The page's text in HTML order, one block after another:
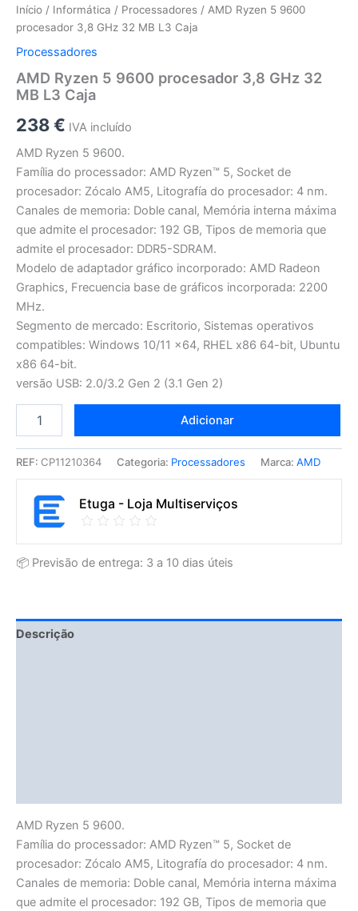
Início / Informática / Processadores / AMD Ryzen 5 9600
procesador 3,8 GHz 32 MB L3 Caja
Processadores
AMD Ryzen 5 9600 procesador 3,8 GHz 32
MB L3 Caja
238€ IVA incluído
AMD Ryzen 5 9600.
Família do processador: AMD Ryzen™ 5, Socket de
procesador: Zócalo AM5, Litografía do procesador: 4 nm.
Canales de memoria: Doble canal, Memória interna máxima
que admite el procesador: 192 GB, Tipos de memoria que
admite el procesador: DDR5-SDRAM.
Modelo de adaptador gráfico incorporado: AMD Radeon
Graphics, Frecuencia base de gráficos incorporada: 2200
MHz.
Segmento de mercado: Escritorio, Sistemas operativos
compatibles: Windows 10/11 x64, RHEL x86 64-bit, Ubuntu
x86 64-bit.
versão USB: 2.0/3.2 Gen 2 (3.1 Gen 2)
Adicionar
REF: CP11210364 Categoria: Processadores Marca: AMD
Etuga - Loja Multiserviços
📦 Previsão de entrega: 3 a 10 dias úteis
Descrição
AMD Ryzen 5 9600.
Família do processador: AMD Ryzen™ 5, Socket de
procesador: Zócalo AM5, Litografía do procesador: 4 nm.
Canales de memoria: Doble canal, Memória interna máxima
que admite el procesador: 192 GB, Tipos de memoria que